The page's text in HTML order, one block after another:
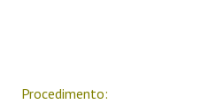
Procedimento: